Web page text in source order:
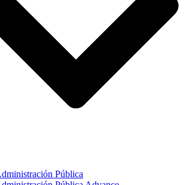
Pública